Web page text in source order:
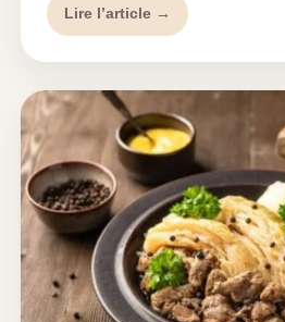
Lire l’article →